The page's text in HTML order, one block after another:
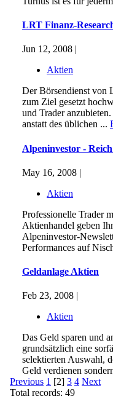
LRT Finanz-
Jun 12, 2008 |
Aktien
Der Börsendienst von
zum Ziel gesetzt
und Trader
anstatt des üblichen ...
Alpeninvestor -
May 16, 2008 |
Aktien
Professionelle Trader
Aktienhandel geben
Alpeninvestor-
Performances auf
Geldanlage Aktien
Feb 23, 2008 |
Aktien
Das Geld sparen und
grundsätzlich eine
selektierten Auswahl,
Geld verdienen
Previous 1 [2] 3 4 Next
Total records: 49